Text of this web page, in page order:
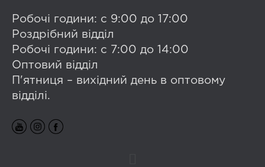
Робочі години: с 9:00 до 17:00
Роздрібний відділ
Робочі години: с 7:00 до 14:00
Оптовий відділ
П'ятниця – вихідний день в оптовому
відділі.